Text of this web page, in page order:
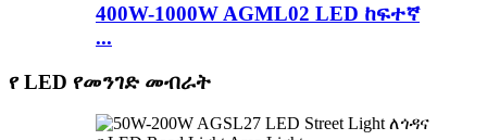
400W-1000W AGML02 LED ከፍተኛ
...
የ LED የመንገድ መብራት